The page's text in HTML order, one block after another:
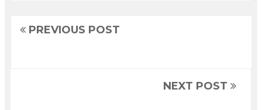
PREVIOUS POST
NEXT POST